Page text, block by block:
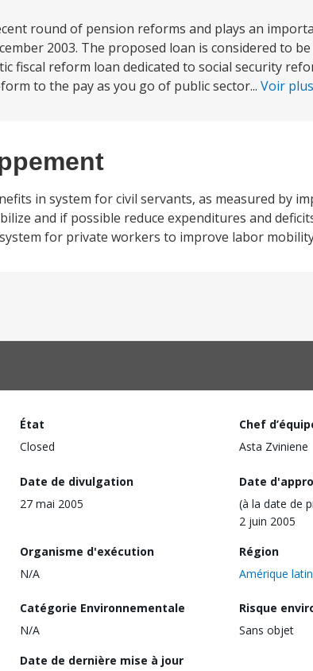
round of pension reforms and plays an
2003. The proposed loan is considered to
fiscal reform loan dedicated to social security
to the pay as you go of public sector... Voir plus
in system for civil servants, as measured by
and if possible reduce expenditures and
for private workers to improve labor
État
Closed
Chef
Asta Zviniene
Date de divulgation
27 mai 2005
Date
(à la date de
2 juin 2005
Organisme d'exécution
N/A
Région
Amérique
Catégorie Environnementale
N/A
Risque
Sans objet
Date de dernière mise à jour